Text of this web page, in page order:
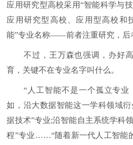
应用研究型高校采用“智能科学与
应用研究型高校、应用型高校和
能”专业名称——前者注重研究，后
不过，王万森也强调，办好高
育，关键不在专业名字叫什么。
“人工智能不是一个孤立专业
如，沿大数据智能这一学科领域
据技术”专业;沿智能自主系统学科
程”专业……“随着新一代人工智能